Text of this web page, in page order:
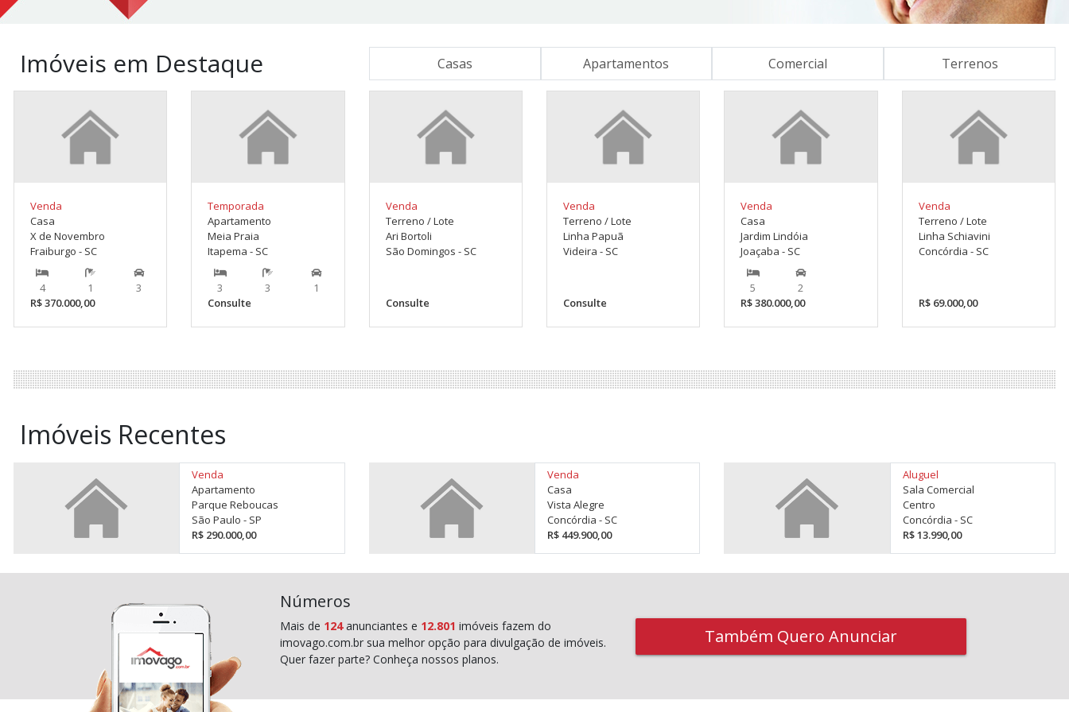
Imóveis em Destaque Casas Apartamentos Comercial Terrenos
Venda
Casa
X de Novembro
Fraiburgo - SC
4 1
3
R$ 370.000,00
Temporada
Apartamento
Meia Praia
Itapema - SC
3 3
1
Consulte
Venda
Terreno / Lote
Ari Bortoli
São Domingos - SC
Consulte
Venda
Terreno / Lote
Linha Papuã
Videira - SC
Consulte
Venda
Casa
Jardim Lindóia
Joaçaba - SC
5
2
R$ 380.000,00
Venda
Terreno / Lote
Linha Schiavini
Concórdia - SC
R$ 69.000,00
Imóveis Recentes
Venda
Apartamento
Parque Reboucas
São Paulo - SP
R$ 290.000,00
Venda
Casa
Vista Alegre
Concórdia - SC
R$ 449.900,00
Aluguel
Sala Comercial
Centro
Concórdia - SC
R$ 13.990,00
Números
Mais de 124anunciantes e 12.801 imóveis fazem do
imovago.com.br sua melhor opção para divulgação de imóveis.
Quer fazer parte? Conheça nossos planos.
Também Quero Anunciar